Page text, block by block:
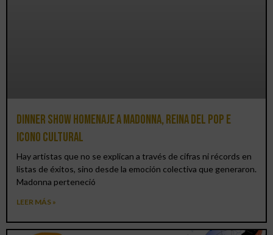
Dinner Show homenaje a Madonna, reina del pop e
icono cultural
Hay artistas que no se explican a través de cifras ni récords en
listas de éxitos, sino desde la emoción colectiva que generaron.
Madonna perteneció
LEER MÁS »